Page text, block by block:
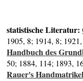
statistische Literatur:
1905, 8; 1914, 8;
Handbuch des
50; 1884, 114; 1893,
Rauer's